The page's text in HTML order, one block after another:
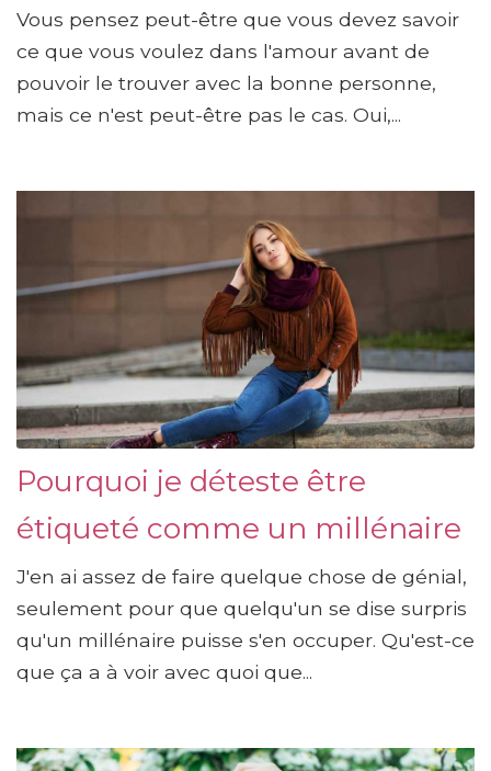
Vous pensez peut-être que vous devez savoir
ce que vous voulez dans l'amour avant de
pouvoir le trouver avec la bonne personne,
mais ce n'est peut-être pas le cas. Oui,...
Pourquoi je déteste être
étiqueté comme un millénaire
J'en ai assez de faire quelque chose de génial,
seulement pour que quelqu'un se dise surpris
qu'un millénaire puisse s'en occuper. Qu'est-ce
que ça a à voir avec quoi que...